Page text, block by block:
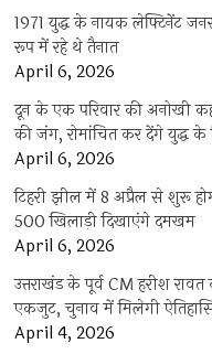
1971 युद्ध के नायक लेफ्टिनेंट
रूप में रहे थे तैनात
April 6, 2026
दून के एक परिवार की अनोखी
की जंग, रोमांचित कर देंगे युद्ध
April 6, 2026
टिहरी झील में 8 अप्रैल से शुरू
500 खिलाड़ी दिखाएंगे दमखम
April 6, 2026
उत्तराखंड के पूर्व CM हरीश
एकजुट, चुनाव में मिलेगी
April 4, 2026